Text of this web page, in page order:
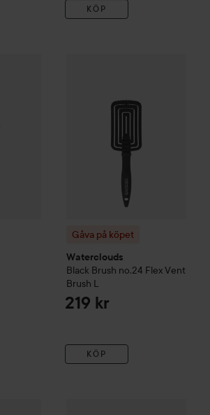
KÖP
Gåva på köpet
Waterclouds
Black Brush no.24 Flex Vent
Brush L
219 kr
KÖP